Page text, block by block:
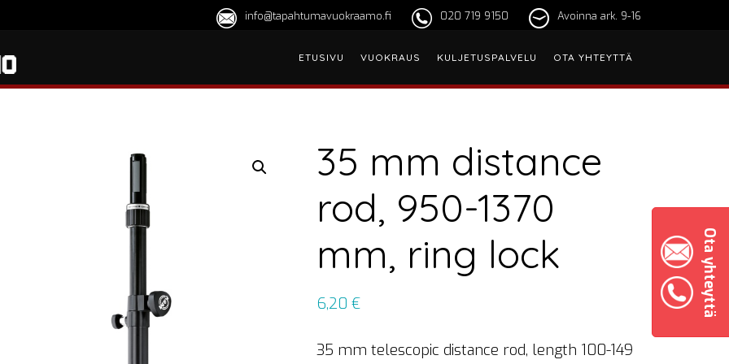
Ota yhteyttä
Avoinna ark. 9-16
020 719 9150
info@tapahtumavuokraamo.fi
ETUSIVU VUOKRAUS KULJETUSPALVELU OTA YHTEYTTÄ
35 mm distance
rod, 950-1370
mm, ring lock
6,20 €
35 mm telescopic distance rod, length 100-149